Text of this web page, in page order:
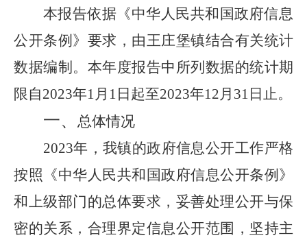
本报告依据《中华人民共和国政府信息
公开条例》要求，由王庄堡镇结合有关统计
数据编制。本年度报告中所列数据的统计期
限自2023年1月1日起至2023年12月31日止。
一、 总体情况
2023年，我镇的政府信息公开工作严格
按照《中华人民共和国政府信息公开条例》
和上级部门的总体要求，妥善处理公开与保
密的关系，合理界定信息公开范围，坚持主